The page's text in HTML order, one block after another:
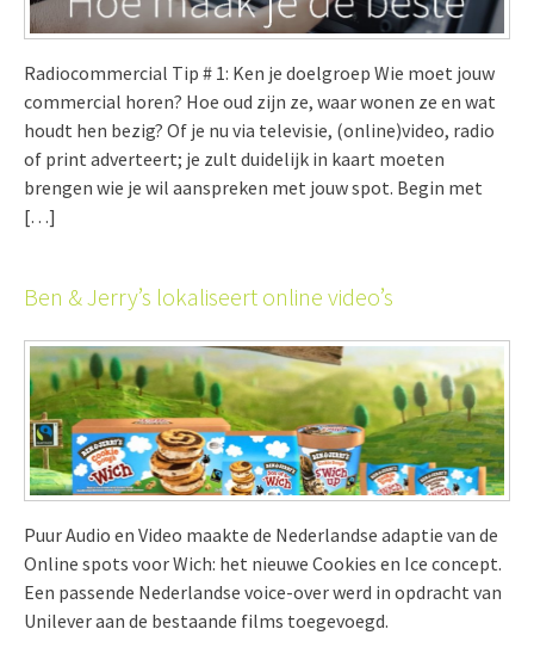
Radiocommercial Tip # 1: Ken je doelgroep Wie moet jouw
commercial horen? Hoe oud zijn ze, waar wonen ze en wat
houdt hen bezig? Of je nu via televisie, (online)video, radio
of print adverteert; je zult duidelijk in kaart moeten
brengen wie je wil aanspreken met jouw spot. Begin met
[…]
Ben & Jerry’s lokaliseert online video’s
Puur Audio en Video maakte de Nederlandse adaptie van de
Online spots voor Wich: het nieuwe Cookies en Ice concept.
Een passende Nederlandse voice-over werd in opdracht van
Unilever aan de bestaande films toegevoegd.